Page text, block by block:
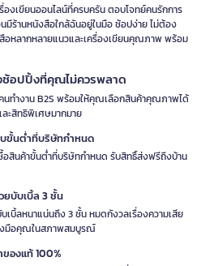
องเขียนออนไลน์ที่ครบครัน ตอบโจทย์คนรักการ
มีร้านหนังสือใกล้ฉันอยู่ในมือ ช้อปง่าย ไม่ต้อง
อหลากหลายแนวและเครื่องเขียนคุณภาพ พร้อม
ช้อปปิ้งที่คุณไม่ควรพลาด
นทำงาน B2S พร้อมให้คุณเลือกสินค้าคุณภาพได้
ะสิทธิพิเศษมากมาย
ขั้นต่ำที่บริษัทกำหนด
สินค้าขั้นต่ำที่บริษัทกำหนด รับสิทธิ์ส่งฟรีถึงบ้าน
บับเบิ้ล 3 ชั้น
บิ้ลหนาแน่นถึง 3 ชั้น หมดกังวลเรื่องความเสีย
งมือคุณในสภาพสมบูรณ์
องแท้ 100%